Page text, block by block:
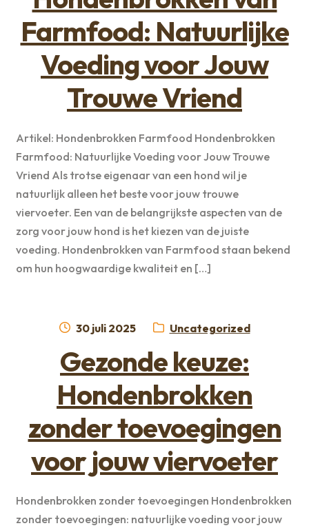
Farmfood: Natuurlijke
Voeding voor Jouw
Trouwe Vriend
Artikel: Hondenbrokken Farmfood Hondenbrokken
Farmfood: Natuurlijke Voeding voor Jouw Trouwe
Vriend Als trotse eigenaar van een hond wil je
natuurlijk alleen het beste voor jouw trouwe
viervoeter. Een van de belangrijkste aspecten van de
zorg voor jouw hond is het kiezen van de juiste
voeding. Hondenbrokken van Farmfood staan bekend
om hun hoogwaardige kwaliteit en […]
Geplaatst
30 juli 2025 Categorie:
Uncategorized
Gezonde keuze:
Hondenbrokken
zonder toevoegingen
voor jouw viervoeter
Hondenbrokken zonder toevoegingen Hondenbrokken
zonder toevoegingen: natuurlijke voeding voor jouw